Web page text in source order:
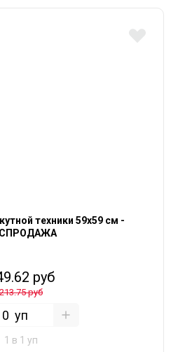
техники 59х59 см -
руб
213.75 руб
уп
1 в 1 уп